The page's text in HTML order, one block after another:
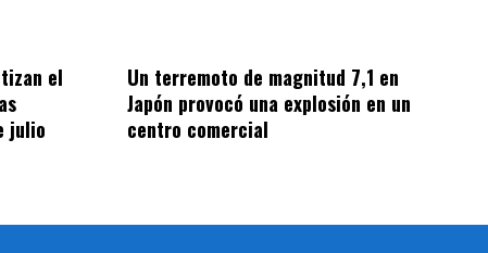
el
julio
Un terremoto de magnitud 7,1 en
Japón provocó una explosión en un
centro comercial